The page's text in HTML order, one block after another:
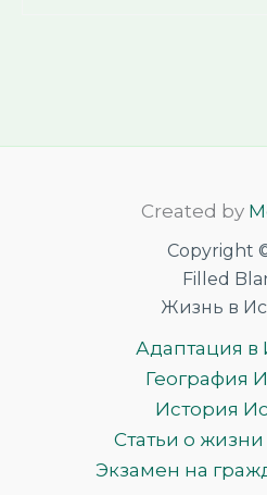
Created by
Copyright
Filled
Жизнь в
Адаптация в
География
История
Статьи о
Экзамен на